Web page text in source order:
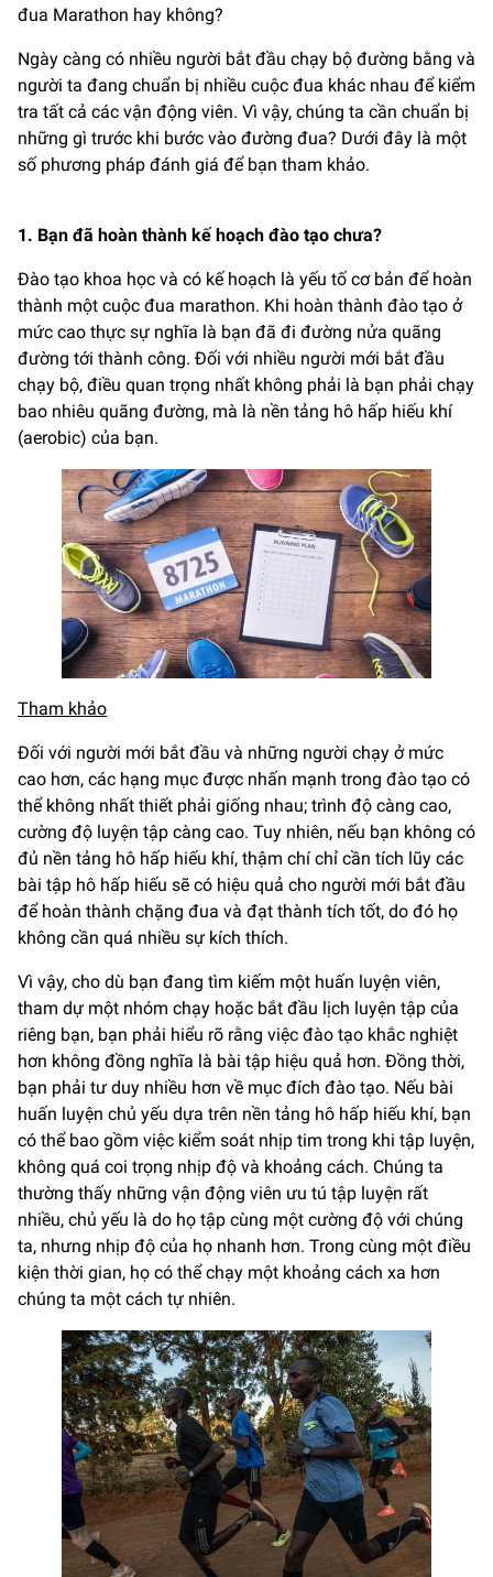
đua Marathon hay không?
Ngày càng có nhiều người bắt đầu chạy bộ đường bằng và
người ta đang chuẩn bị nhiều cuộc đua khác nhau để kiểm
tra tất cả các vận động viên. Vì vậy, chúng ta cần chuẩn bị
những gì trước khi bước vào đường đua? Dưới đây là một
số phương pháp đánh giá để bạn tham khảo.
1. Bạn đã hoàn thành kế hoạch đào tạo chưa?
Đào tạo khoa học và có kế hoạch là yếu tố cơ bản để hoàn
thành một cuộc đua marathon. Khi hoàn thành đào tạo ở
mức cao thực sự nghĩa là bạn đã đi đường nửa quãng
đường tới thành công. Đối với nhiều người mới bắt đầu
chạy bộ, điều quan trọng nhất không phải là bạn phải chạy
bao nhiêu quãng đường, mà là nền tảng hô hấp hiếu khí
(aerobic) của bạn.
Tham khảo
Đối với người mới bắt đầu và những người chạy ở mức
cao hơn, các hạng mục được nhấn mạnh trong đào tạo có
thể không nhất thiết phải giống nhau; trình độ càng cao,
cường độ luyện tập càng cao. Tuy nhiên, nếu bạn không có
đủ nền tảng hô hấp hiếu khí, thậm chí chỉ cần tích lũy các
bài tập hô hấp hiếu sẽ có hiệu quả cho người mới bắt đầu
để hoàn thành chặng đua và đạt thành tích tốt, do đó họ
không cần quá nhiều sự kích thích.
Vì vậy, cho dù bạn đang tìm kiếm một huấn luyện viên,
tham dự một nhóm chạy hoặc bắt đầu lịch luyện tập của
riêng bạn, bạn phải hiểu rõ rằng việc đào tạo khắc nghiệt
hơn không đồng nghĩa là bài tập hiệu quả hơn. Đồng thời,
bạn phải tư duy nhiều hơn về mục đích đào tạo. Nếu bài
huấn luyện chủ yếu dựa trên nền tảng hô hấp hiếu khí, bạn
có thể bao gồm việc kiểm soát nhịp tim trong khi tập luyện,
không quá coi trọng nhịp độ và khoảng cách. Chúng ta
thường thấy những vận động viên ưu tú tập luyện rất
nhiều, chủ yếu là do họ tập cùng một cường độ với chúng
ta, nhưng nhịp độ của họ nhanh hơn. Trong cùng một điều
kiện thời gian, họ có thể chạy một khoảng cách xa hơn
chúng ta một cách tự nhiên.